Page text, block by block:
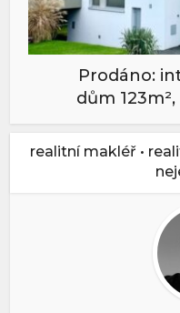
Prodáno:
dům
realitní makléř •